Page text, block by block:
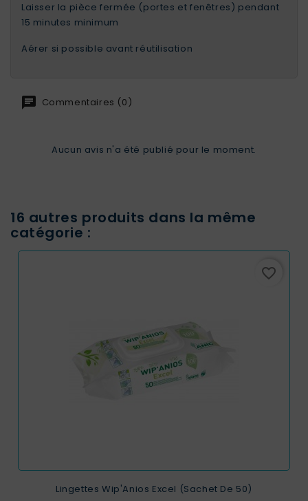
Laisser la pièce fermée (portes et fenêtres) pendant
15 minutes minimum
Aérer si possible avant réutilisation
Commentaires (0)
Aucun avis n'a été publié pour le moment.
16 autres produits dans la même
catégorie :
favorite_border
Lingettes Wip'Anios Excel (sachet De 50)